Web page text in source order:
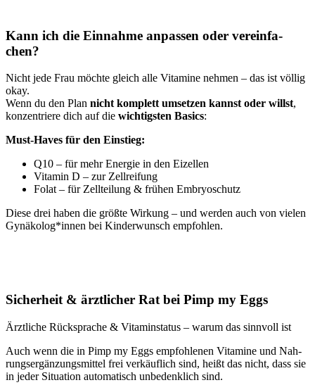
Kann ich die Ein­nah­me anpas­sen oder ver­ein­fa­
chen?
Nicht jede Frau möch­te gleich alle Vit­ami­ne neh­men – das ist völ­lig
okay.
Wenn du den Plan nicht kom­plett umset­zen kannst oder willst,
kon­zen­trie­re dich auf die wich­tigs­ten Basics:
Must-Haves für den Ein­stieg:
Q10 – für mehr Ener­gie in den Eizel­len
Vit­amin D – zur Zell­rei­fung
Folat – für Zell­tei­lung & frü­hen Embryo­schutz
Die­se drei haben die größ­te Wir­kung – und wer­den auch von vie­len
Gynäkolog*innen bei Kin­der­wunsch emp­foh­len.
Sicher­heit & ärzt­li­cher Rat bei Pimp my Eggs
Ärzt­li­che Rück­spra­che & Vit­amin­sta­tus – war­um das sinn­voll ist
Auch wenn die in Pimp my Eggs emp­foh­le­nen Vit­ami­ne und Nah­
rungs­er­gän­zungs­mit­tel frei ver­käuf­lich sind, heißt das nicht, dass sie
in jeder Situa­ti­on auto­ma­tisch unbe­denk­lich sind.